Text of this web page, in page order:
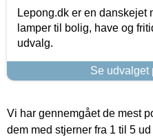
Lepong.dk er en danskejet
lamper til bolig, have og
udvalg.
Se udvalget
Vi har gennemgået de mest
dem med stjerner fra 1 til 5